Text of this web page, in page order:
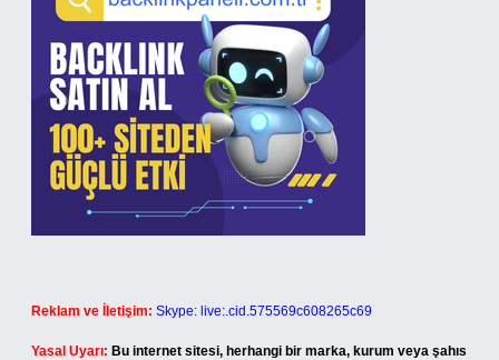
Reklam ve İletişim: Skype: live:.cid.575569c608265c69
Yasal Uyarı: Bu internet sitesi, herhangi bir marka, kurum veya şahıs